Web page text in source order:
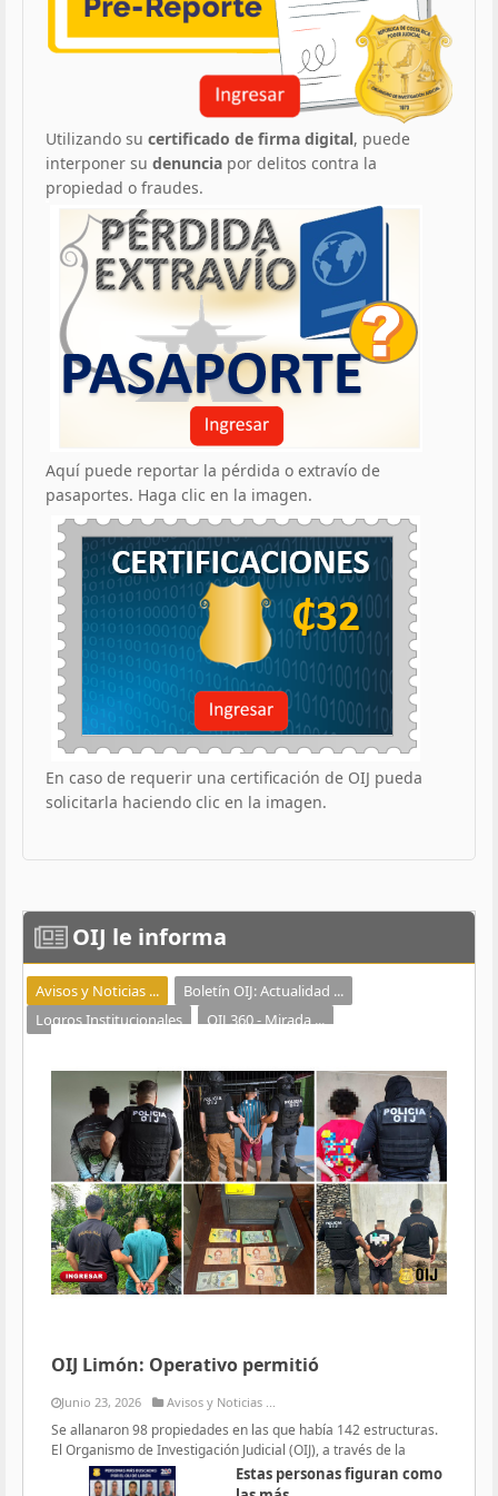
Utilizando su certificado de firma digital, puede
interponer su denuncia por delitos contra la
propiedad o fraudes.
Aquí puede reportar la pérdida o extravío de
pasaportes. Haga clic en la imagen.
En caso de requerir una certificación de OIJ pueda
solicitarla haciendo clic en la imagen.
OIJ le informa
Avisos y Noticias ...
Boletín OIJ: Actualidad ...
Logros Institucionales
OIJ 360 - Mirada ...
OIJ Limón: Operativo permitió
Junio 23, 2026 Avisos y Noticias ...
Se allanaron 98 propiedades en las que había 142 estructuras.
El Organismo de Investigación Judicial (OIJ), a través de la
Estas personas figuran como